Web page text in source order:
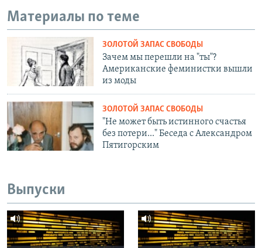
Материалы по теме
ЗОЛОТОЙ ЗАПАС СВОБОДЫ
Зачем мы перешли на "ты"?
Американские феминистки вышли
из моды
ЗОЛОТОЙ ЗАПАС СВОБОДЫ
"Не может быть истинного счастья
без потери..." Беседа с Александром
Пятигорским
Выпуски